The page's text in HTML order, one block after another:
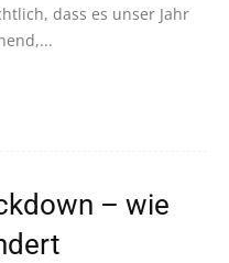
dass es unser Jahr
– wie